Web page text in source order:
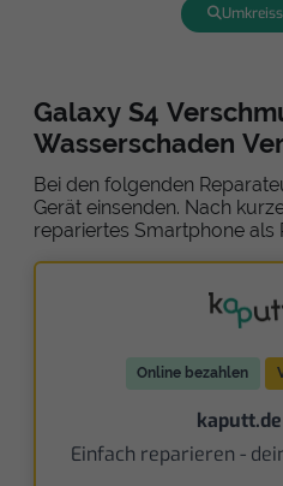
Galaxy S4
Wasserschaden
Bei den folgenden
Gerät einsenden. Nach
repariertes Smartphone als
Online bezahlen
Einfach reparieren -